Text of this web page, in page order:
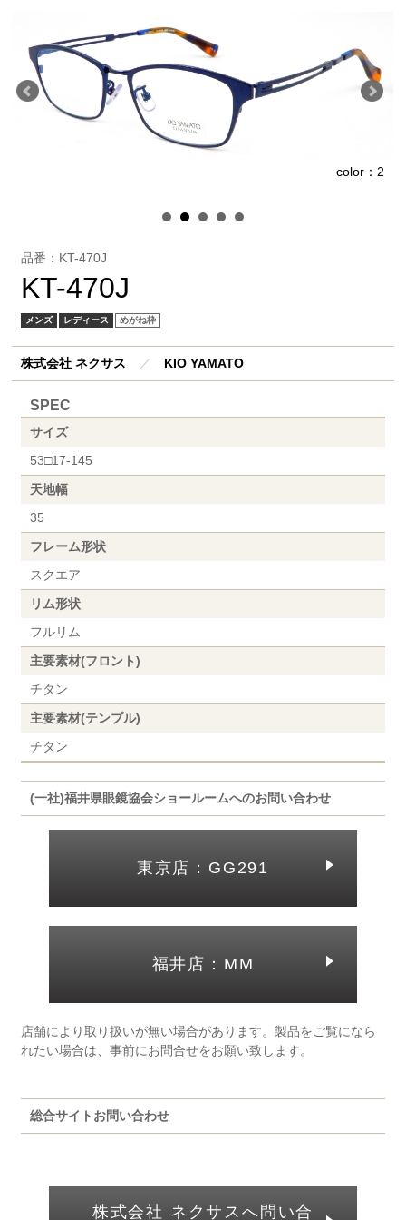
color：2
品番：KT-470J
KT-470J
メンズ レディース めがね枠
株式会社 ネクサス ／ KIO YAMATO
SPEC
サイズ
53□17-145
天地幅
35
フレーム形状
スクエア
リム形状
フルリム
主要素材(フロント)
チタン
主要素材(テンプル)
チタン
(一社)福井県眼鏡協会ショールームへのお問い合わせ
東京店：GG291
福井店：MM
店舗により取り扱いが無い場合があります。製品をご覧になら
れたい場合は、事前にお問合せをお願い致します。
総合サイトお問い合わせ
株式会社 ネクサスへ問い合